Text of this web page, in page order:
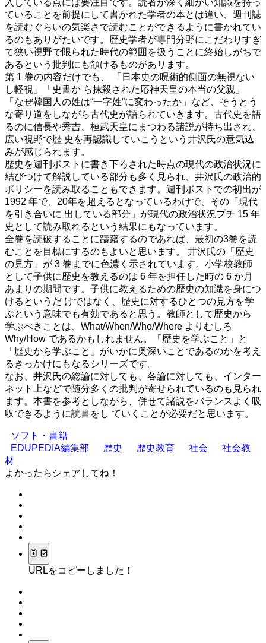
入している点には要注目です。読者が深く細かい知識を持っ
ていることを前提にして書かれた学者の本とは違い、週刊誌
を読むぐらいの気楽さで読むことができるように書かれてい
るのもありがたいです。歴史学者が専門分野にこだわりすぎ
て狭い視野で限られた時代の範囲を扱うことに終始しがちで
あるという批判にも頷けるものがあります。
第 1 巻の内容だけでも、 「日本史の呪術的側面の無視ない
し軽視」「史書か ら抹殺された応神天皇の本当の父親」
「なぜ韓国人の姓は“一字姓”に変わったか」など、そうとう
な寄り道をしながら古代史が語られていきます。古代史を語
るのに信長や秀吉、桓武天皇にまつわる諸説が持ち出され、
広い視野で歴 史を再認識していこうという井沢氏の意気込
みが感じられます。
歴史を週刊ポストに書き下ろされた時点の現代の政治状況に
結びつけて解説している部分も多く見られ、井沢氏の政治的
ポリシーを読み取ることもできます。週刊ポストでの初出が
1992 年で、20年を超えるとなっているわけで、その「現代
を引き合いに 出している部分」が現代の政治状況プチ 15 年
史として読み取れるという結果にもなっています。
全巻を読破することに躊躇するのであれば、最初の3巻を読
むことを目標にするのもよいと思います。 井沢氏の「歴史
の見方」が 3 巻までに色濃く示されています。小学校教師
として子供に歴史を教えるのは 6 年を担任した時の 6 か月
あまりの期間です。子供に教えるための歴史の知識を身につ
けるというだ けではなく、歴史に対するひとつの見方を学
ぶという意味でも有効であると思う。教師として歴史から
学ぶべきことは、What/When/Who/Where よりむしろ
Why/How であるかもしれません。「歴史を学ぶこと」と
「歴史から学ぶこと」がいかに奥深いことであるのかを考え
るきっかけにもなるシリーズです。
なお、井沢氏の総論に対しても、各論に対しても、インター
ネット上などで随分多くの批判が寄せられているのも見られ
ます。本書を参考としながら、併せて諸説をバランスよく吸
収できるように読書をし ていくことが必要だと思います。
ソフト・書籍
EDUPEDIA編集部
歴史 歴史教育 社会
社会教
材
よかったらシェアしてね！
URLをコピーしました！